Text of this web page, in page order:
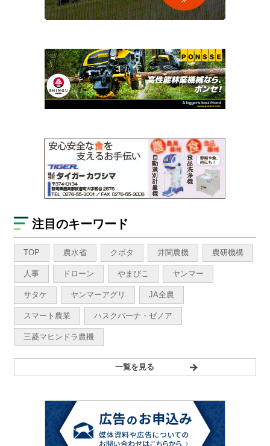
注目のキーワード
TOP 農水省 クボタ 井関農機 農研機構
人事 ドローン やまびこ ヤンマー
サタケ ヤンマーアグリ JA全農
スマート農業 ハスクバーナ・ゼノア
三菱マヒンドラ農機
一覧を見る